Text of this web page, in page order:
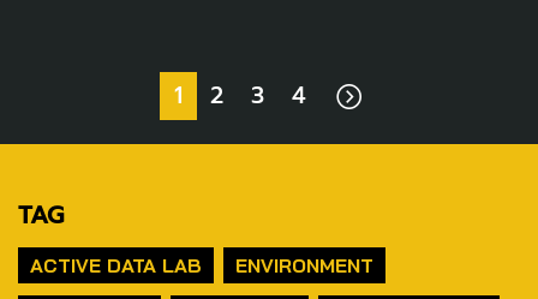
1 2 3 4
TAG
ACTIVE DATA LAB
ENVIRONMENT